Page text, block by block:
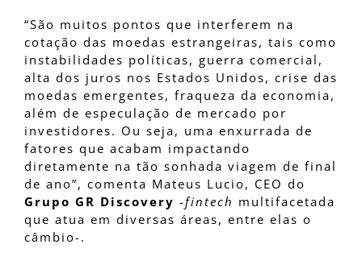
“São muitos pontos que interferem na
cotação das moedas estrangeiras, tais como
instabilidades políticas, guerra comercial,
alta dos juros nos Estados Unidos, crise das
moedas emergentes, fraqueza da economia,
além de especulação de mercado por
investidores. Ou seja, uma enxurrada de
fatores que acabam impactando
diretamente na tão sonhada viagem de final
de ano”, comenta Mateus Lucio, CEO do
Grupo GR Discovery -fintech multifacetada
que atua em diversas áreas, entre elas o
câmbio-.